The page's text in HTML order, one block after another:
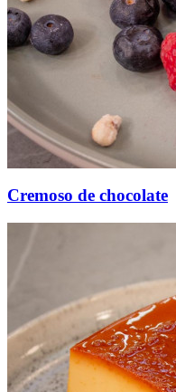
Cremoso de chocolate